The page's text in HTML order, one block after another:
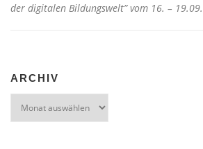
der digitalen Bildungswelt” vom 16. –
ARCHIV